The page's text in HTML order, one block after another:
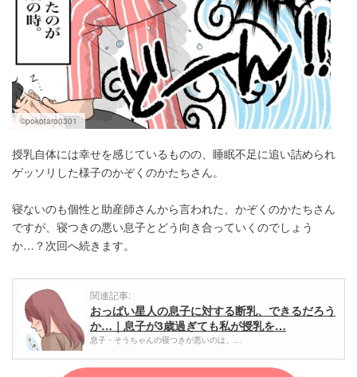
©pokotaro0301
授乳自体には幸せを感じているものの、睡眠不足に追い詰められ
ゲッソリした様子のかぞくのかたちさん。
寝ないのも個性と助産師さんから言われた、かぞくのかたちさん
ですが、寝つきの悪い息子とどう向き合っていくのでしょう
か…？次回へ続きます。
関連記事:
おっぱい星人の息子に対する断乳、できるだろう
か…｜息子が3歳過ぎても私が授乳を…
息子・そうちゃんの寝つきが悪いのは、…